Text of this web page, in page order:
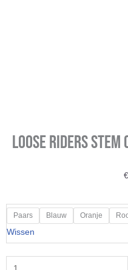
Loose Riders Stem
€
Paars Blauw Oranje
Wissen
Loose
Riders
Stem
Cap